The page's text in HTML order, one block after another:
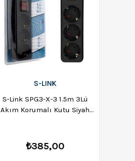
S-LINK
S-Link SPG3-X-3 1.5m 3Lü
Akım Korumalı Kutu Siyah
₺385,00